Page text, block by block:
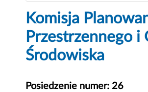
Komisja
Przestrzennego i
Środowiska
Posiedzenie numer: 26